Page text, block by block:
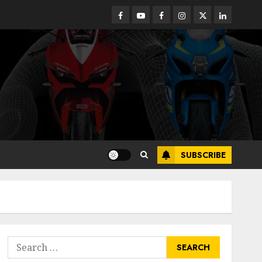
Facebook
YoutubeFacebookInstagram
Twitterlinkedin
SUBSCRIBE
Search
for: